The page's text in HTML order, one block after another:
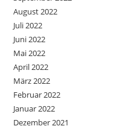
August 2022
Juli 2022
Juni 2022
Mai 2022
April 2022
März 2022
Februar 2022
Januar 2022
Dezember 2021